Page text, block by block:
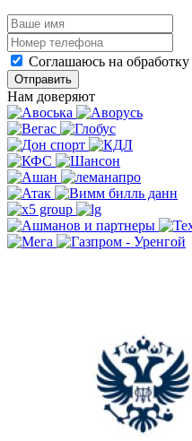
Соглашаюсь на обработку
Отправить
Нам доверяют